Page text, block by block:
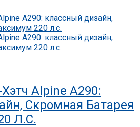
Alpine A290:
Скромная Батарея
Л.с.